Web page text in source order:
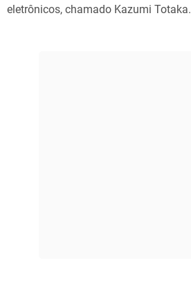
eletrônicos, chamado Kazumi Totaka.